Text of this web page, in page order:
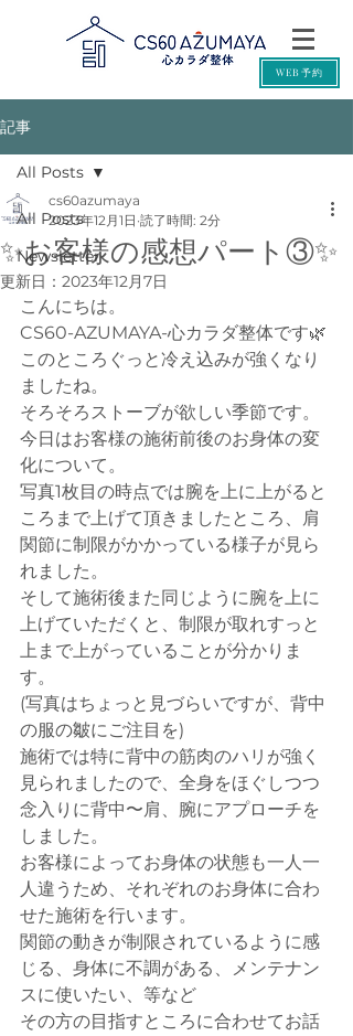
WEB予約
記事
All Posts
Newsletter
All Posts
✨お客様の感想パート③✨
cs60azumaya
2023年12月1日 読了時間: 2分
更新日： 2023年12月7日
こんにちは。
CS60-AZUMAYA-心カラダ整体です🌿
このところぐっと冷え込みが強くなり
ましたね。
そろそろストーブが欲しい季節です。
今日はお客様の施術前後のお身体の変
化について。
写真1枚目の時点では腕を上に上がると
ころまで上げて頂きましたところ、肩
関節に制限がかかっている様子が見ら
れました。
そして施術後また同じように腕を上に
上げていただくと、制限が取れすっと
上まで上がっていることが分かりま
す。
(写真はちょっと見づらいですが、背中
の服の皺にご注目を)
施術では特に背中の筋肉のハリが強く
見られましたので、全身をほぐしつつ
念入りに背中〜肩、腕にアプローチを
しました。
お客様によってお身体の状態も一人一
人違うため、それぞれのお身体に合わ
せた施術を行います。
関節の動きが制限されているように感
じる、身体に不調がある、メンテナン
スに使いたい、等など
その方の目指すところに合わせてお話